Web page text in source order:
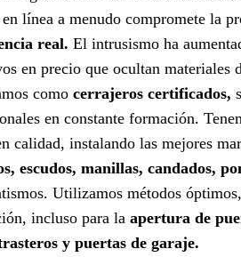
línea a menudo compromete la
real. El intrusismo ha
en precio que ocultan materiales
como cerrajeros certificados,
en constante formación.
calidad, instalando las mejores
escudos, manillas, candados,
Utilizamos métodos
incluso para la apertura de
y puertas de garaje.